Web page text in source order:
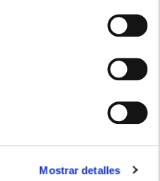
Mostrar detalles